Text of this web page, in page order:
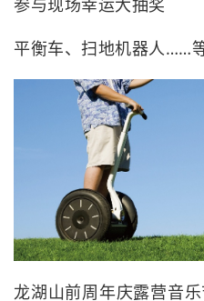
参与现场幸运大抽奖
平衡车、扫地机器人……
龙湖山前周年庆露营音